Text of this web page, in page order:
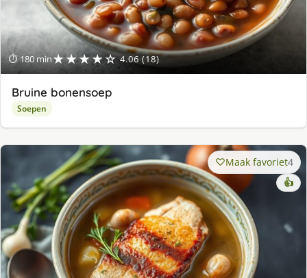
⏱ 180 min★★★★☆ 4.06 (18)
Bruine bonensoep
Soepen
Maak favoriet4
👍